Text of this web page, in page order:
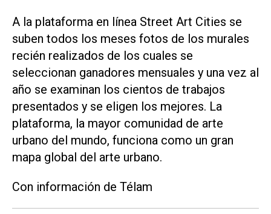
A la plataforma en línea Street Art Cities se
suben todos los meses fotos de los murales
recién realizados de los cuales se
seleccionan ganadores mensuales y una vez al
año se examinan los cientos de trabajos
presentados y se eligen los mejores. La
plataforma, la mayor comunidad de arte
urbano del mundo, funciona como un gran
mapa global del arte urbano.
Con información de Télam